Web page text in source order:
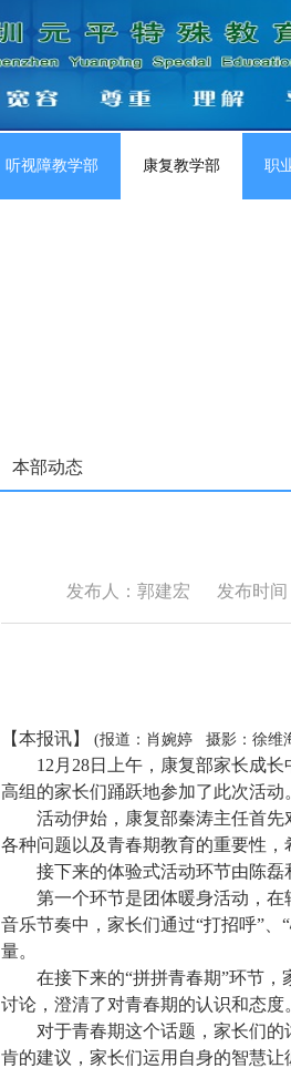
听视障教学部 康复教学部 职
本部动态
发布人：郭建宏 发布时间
【本报讯】 (报道：肖婉婷 摄影：徐维
12 月28日上午，康复部家长成
高组的家长们踊跃地参加了此次活动
活动伊始，康复部秦涛主任首
各种问题以及青春期教育的重要性，
接下来的体验式活动环节由陈磊
第一个环节是团体暖身活动，
音乐节奏中，家长们通过“打招呼”、
量。
在接下来的“拼拼青春期”环节
讨论，澄清了对青春期的认识和态度
对于青春期这个话题，家长们
肯的建议，家长们运用自身的智慧让